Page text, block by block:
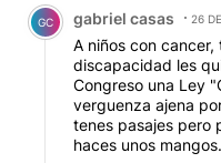
GC gabriel casas 26
A niños con
discapacidad les
Congreso una Ley
verguenza ajena
tenes pasajes pero
haces unos